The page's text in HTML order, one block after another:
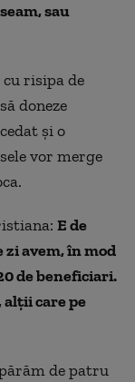
sau
risipa de
doneze
şi o
vor merge
E de
avem, în mod
de beneficiari.
alții care pe
de patru